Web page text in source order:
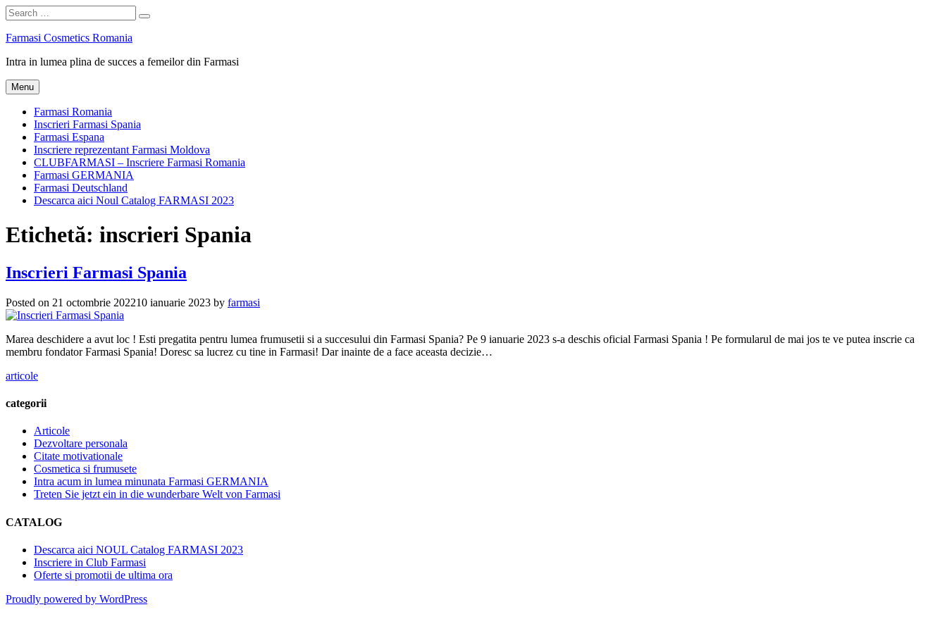
Search
for:
Search
Skip
content
Farmasi Cosmetics Romania
Intra in lumea plina de succes a femeilor din Farmasi
Menu
Farmasi Romania
Inscrieri Farmasi Spania
Farmasi Espana
Inscriere reprezentant Farmasi Moldova
CLUBFARMASI – Inscriere Farmasi Romania
Farmasi GERMANIA
Farmasi Deutschland
Descarca aici Noul Catalog FARMASI 2023
Etichetă: inscrieri Spania
Inscrieri Farmasi Spania
Posted on 21 octombrie 202210 ianuarie 2023 by farmasi
Marea deschidere a avut loc ! Esti pregatita pentru lumea frumusetii si a succesului din Farmasi Spania? Pe 9 ianuarie 2023 s-a deschis oficial Farmasi Spania ! Pe formularul de mai jos te ve putea inscrie ca
membru fondator Farmasi Spania! Doresc sa lucrez cu tine in Farmasi! Dar inainte de a face aceasta decizie…
Categories
articole
categorii
Articole
Dezvoltare personala
Citate motivationale
Cosmetica si frumusete
Intra acum in lumea minunata Farmasi GERMANIA
Treten Sie jetzt ein in die wunderbare Welt von Farmasi
CATALOG
Descarca aici NOUL Catalog FARMASI 2023
Inscriere in Club Farmasi
Oferte si promotii de ultima ora
Proudly powered by WordPress